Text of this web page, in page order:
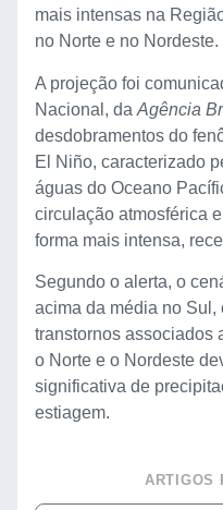
mais intensas na
no Norte e no Nordeste.
A projeção foi
Nacional, da Agência
desdobramentos do
El Niño, caracterizado
águas do Oceano
circulação atmosférica
forma mais intensa,
Segundo o alerta, o
acima da média no
transtornos associados
o Norte e o Nordeste
significativa de
estiagem.
ARTIGOS